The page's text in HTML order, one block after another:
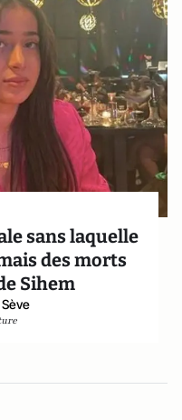
sans laquelle
des morts
Sihem